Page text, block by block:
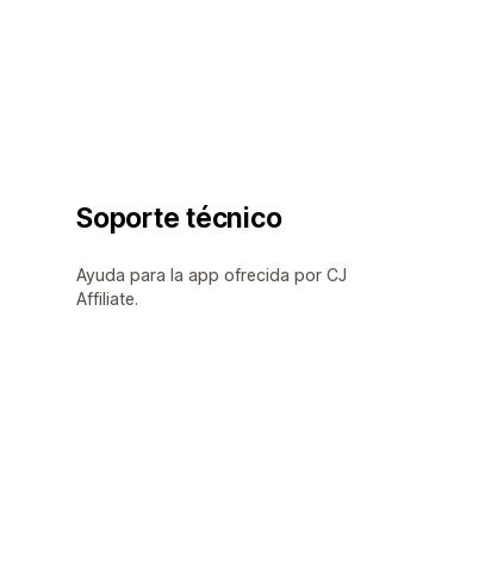
Soporte técnico
Ayuda para la app ofrecida por CJ
Affiliate.